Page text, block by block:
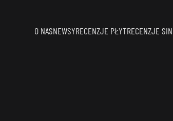
O NASNEWSYRECENZJE PŁYTRECENZJE